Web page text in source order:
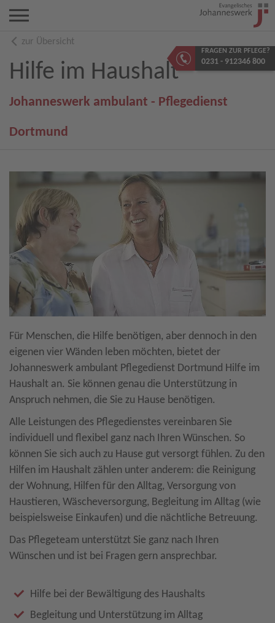
zur Übersicht
Hilfe im Haushalt
Johanneswerk ambulant - Pflegedienst
Dortmund
Für Menschen, die Hilfe benötigen, aber dennoch in den
eigenen vier Wänden leben möchten, bietet der
Johanneswerk ambulant Pflegedienst Dortmund Hilfe im
Haushalt an. Sie können genau die Unterstützung in
Anspruch nehmen, die Sie zu Hause benötigen.
Alle Leistungen des Pflegedienstes vereinbaren Sie
individuell und flexibel ganz nach Ihren Wünschen. So
können Sie sich auch zu Hause gut versorgt fühlen. Zu den
Hilfen im Haushalt zählen unter anderem: die Reinigung
der Wohnung, Hilfen für den Alltag, Versorgung von
Haustieren, Wäscheversorgung, Begleitung im Alltag (wie
beispielsweise Einkaufen) und die nächtliche Betreuung.
Das Pflegeteam unterstützt Sie ganz nach Ihren
Wünschen und ist bei Fragen gern ansprechbar.
Hilfe bei der Bewältigung des Haushalts
Begleitung und Unterstützung im Alltag
FRAGEN ZUR PFLEGE?
0231 - 912346 800